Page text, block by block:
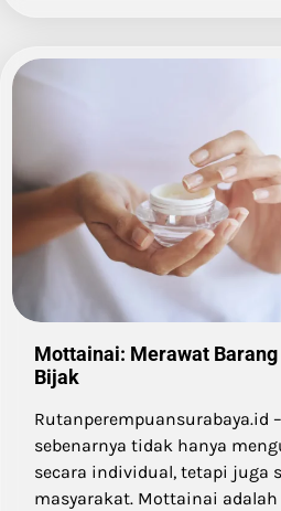
Mottainai: Merawat
Bijak
Rutanperempuansurabaya.id
sebenarnya tidak hanya
secara individual, tetapi juga
masyarakat. Mottainai